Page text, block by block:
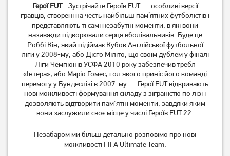
Герої FUT- Зустрічайте Героїв FUT — особливі версії
гравців, створені на честь найбільш пам’ятних футболістів і
представляють ті самі незабутні моменти, в які вони
назавжди підкорювали серця вболівальників. Буде це
Роббі Кін, який підіймає Кубок Англійської футбольної
ліги у 2008-му, або Дієго Міліто, що своїм дублем у фіналі
Ліги Чемпіонів УЄФА 2010 року забезпечив требл
«Інтера», або Маріо Гомес, гол якого приніс його команді
перемогу у Бундеслізі в 2007-му — Герої FUT відкривають
нові можливості формування складу з зіграністю по лізі і
дозволяють відтворити пам'ятні моменти, завдяки яким
вони заслужили своє місце у числі Героїв FUT 22.
Незабаром ми більш детально розповімо про нові
можливості FIFA Ultimate Team.